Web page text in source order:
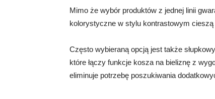
Mimo że wybór produktów z jednej linii
kolorystyczne w stylu kontrastowym
Często wybieraną opcją jest także
które łączy funkcje kosza na bieliznę z
eliminuje potrzebę poszukiwania